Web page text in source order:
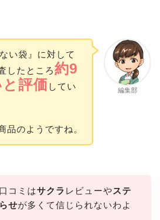
編集部
い袋』に対して
したところ約9
評価 してい
品のようですね。
コミはサクラ レビューやステ
せが多くて信じられないわよ